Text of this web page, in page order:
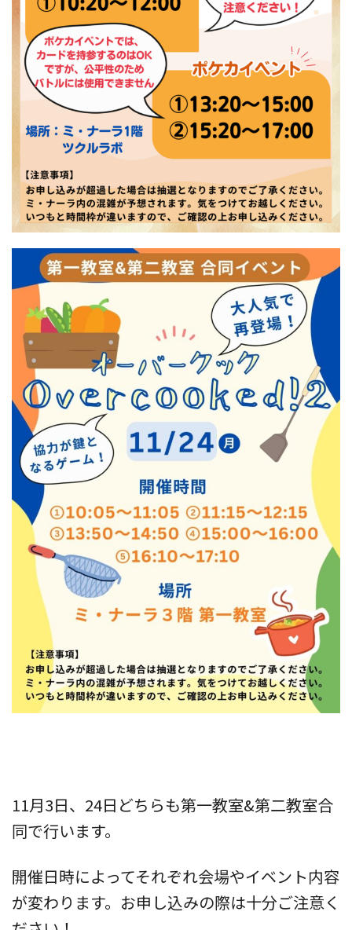
11月3日、24日どちらも第一教室&第二教室合
同で行います。
開催日時によってそれぞれ会場やイベント内容
が変わります。お申し込みの際は十分ご注意く